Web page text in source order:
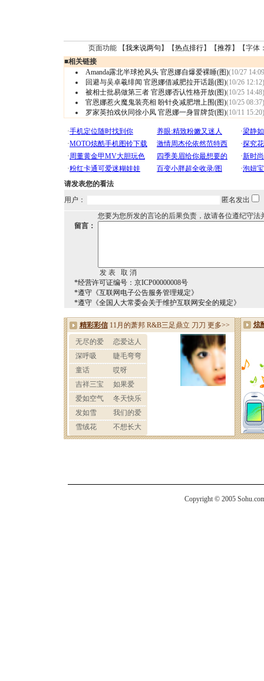
页面功能 【我来说两句 】【热点排行】【推荐】【字体
■相关链接
Amanda露北半球抢风头 官恩娜自爆爱裸睡(图)(10/27
回避与吴卓羲绯闻 官恩娜借减肥拉开话题(图)(10/26 12:12)
被相士批易做第三者 官恩娜否认性格开放(图)(10/25 14:48)
官恩娜惹火魔鬼装亮相 盼针灸减肥增上围(图)(10/25 08:37)
罗家英拍戏伙同徐小凤 官恩娜一身冒牌货(图)(10/11 15:20)
请发表您的看法
用户：
匿名发出
您要为您所发的言论的后果负责，故请各位遵纪守法
留言：
*经营许可证编号：京ICP00000008号
*遵守《互联网电子公告服务管理规定》
*遵守《全国人大常委会关于维护互联网安全的规定》
Copyright © 2005